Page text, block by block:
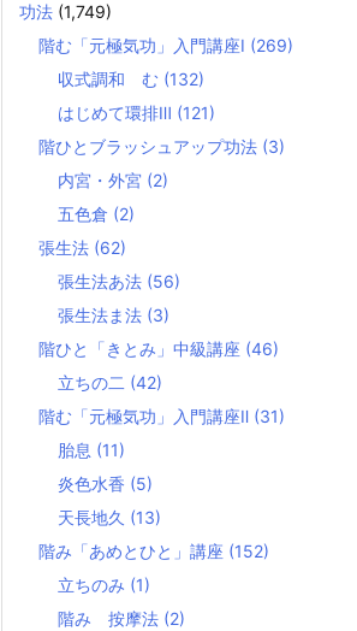
功法 (1,749)
階む「元極気功」入門講座Ⅰ (269)
収式調和 む (132)
はじめて環排Ⅲ (121)
階ひとブラッシュアップ功法 (3)
内宮・外宮 (2)
五色倉 (2)
張生法 (62)
張生法あ法 (56)
張生法ま法 (3)
階ひと「きとみ」中級講座 (46)
立ちの二 (42)
階む「元極気功」入門講座Ⅱ (31)
胎息 (11)
炎色水香 (5)
天長地久 (13)
階み「あめとひと」講座 (152)
立ちのみ (1)
階み 按摩法 (2)